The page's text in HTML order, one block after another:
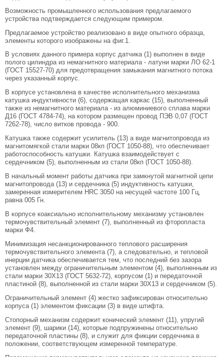
Возможность промышленного использования предлагаемого
устройства подтверждается следующим примером.
Предлагаемое устройство реализовано в виде опытного образца,
элементы которого изображены на фиг.1.
В условиях данного примера корпус датчика (1) выполнен в виде
полого цилиндра из немагнитного материала - латуни марки ЛО 62-1
(ГОСТ 15527-70) для предотвращения замыкания магнитного потока
через указанный корпус.
В корпусе установлена в качестве исполнительного механизма
катушка индуктивности (6), содержащая каркас (15), выполненный
также из немагнитного материала - из алюминиевого сплава марки
Д16 (ГОСТ 4784-74), на котором размещен провод ПЭВ 0,07 (ГОСТ
7262-78), число витков провода - 900.
Катушка также содержит усилитель (13) а виде магнитопровода из
магнитомягкой стали марки 08кп (ГОСТ 1050-88), что обеспечивает
работоспособность катушки. Катушка взаимодействует с
сердечником (5), выполненным из стали 08кп (ГОСТ 1050-88).
В начальный момент работы датчика при замкнутой магнитной цепи
магнитопровода (13) и сердечника (5) индуктивность катушки,
замеренная измерителем HRC 3050 на несущей частоте 100 Гц,
равна 005 Гн.
В корпусе коаксиально исполнительному механизму установлен
термочувствительный элемент (7), выполненный из фторопласта
марки Ф4.
Минимизация несанкционированного теплового расширения
термочувствительного элемента (7), а следовательно, и тепловой
инерции датчика обеспечивается тем, что последний без зазора
установлен между ограничительным элементом (4), выполненным из
стали марки 30Х13 (ГОСТ 5632-72), корпусом (1) и передаточной
пластиной (8), выполненной из стали марки 30Х13 и сердечником (5).
Ограничительный элемент (4) жестко зафиксирован относительно
корпуса (1) элементом фиксации (3) в виде штифта.
Стопорный механизм содержит конический элемент (11), упругий
элемент (9), шарики (14), которые подпружинены относительно
передаточной пластины (8), и служит для фикции сердечника в
положении, соответствующем измеренной температуре.